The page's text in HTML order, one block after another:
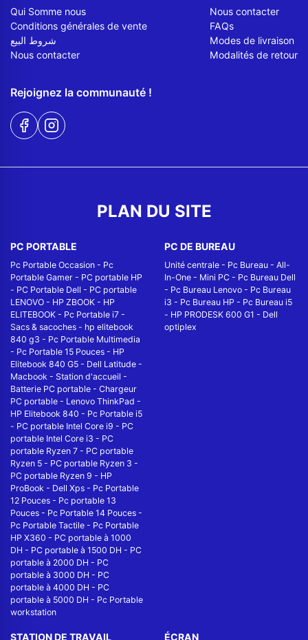
Qui Somme nous
Conditions générales de vente
شروط البيع
Nous contacter
Nous contacter
FAQs
Modes de livraison
Modalités de retour
Rejoignez la communauté !
PLAN DU SITE
PC PORTABLE
Pc Portable Occasion - Pc
Portable Gamer - PC portable HP
- PC Portable Dell - PC portable
LENOVO - HP ZBOOK - HP
ELITEBOOK - Pc Portable i7 -
Sacs & sacoches - hp elitebook
840 g3 - Pc Portable Multimedia
- Pc Portable 15 Pouces - HP
Elitebook 840 G5 - Dell Latitude -
Macbook - Station d'accueil -
Batterie PC portable - Chargeur
PC portable - Lenovo ThinkPad -
HP Elitebook 840 - Pc Portable i5
- PC portable Intel Core i9 - PC
portable Intel Core i3 - PC
portable Ryzen 7 - PC portable
Ryzen 5 - PC portable Ryzen 3 -
PC portable Ryzen 9 - HP
ProBook - Dell Xps - Pc Portable
12 Pouces - Pc portable 13
Pouces - Pc Portable 14 Pouces -
Pc Portable Tactile - Pc Portable
HP X360 - PC portable à 1000
DH - PC portable à 1500 DH - PC
portable à 2000 DH - PC
portable à 3000 DH - PC
portable à 4000 DH - PC
portable à 5000 DH - Pc Portable
workstation
PC DE BUREAU
Unité centrale - Pc Bureau - All-
In-One - Mini PC - Pc Bureau Dell
- Pc Bureau Lenovo - Pc Bureau
i3 - Pc Bureau HP - Pc Bureau i5
- HP PRODESK 600 G1 - Dell
optiplex
STATION DE TRAVAIL ÉCRAN